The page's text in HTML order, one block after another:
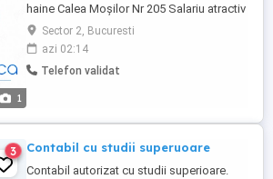
1
haine Calea Moșilor Nr 205 Salariu atractiv
in functie de aptitudini Program flexibil
Contact de munca pe perioada
nedeterminata Cerințe minime Vârstă 18-
45 Pt mai multe detalii puteți lăsa un mail
Sector 2, Bucuresti
azi 02:14
Telefon validat
3 Contabil cu studii superuoare
Contabil autorizat cu studii superioare.